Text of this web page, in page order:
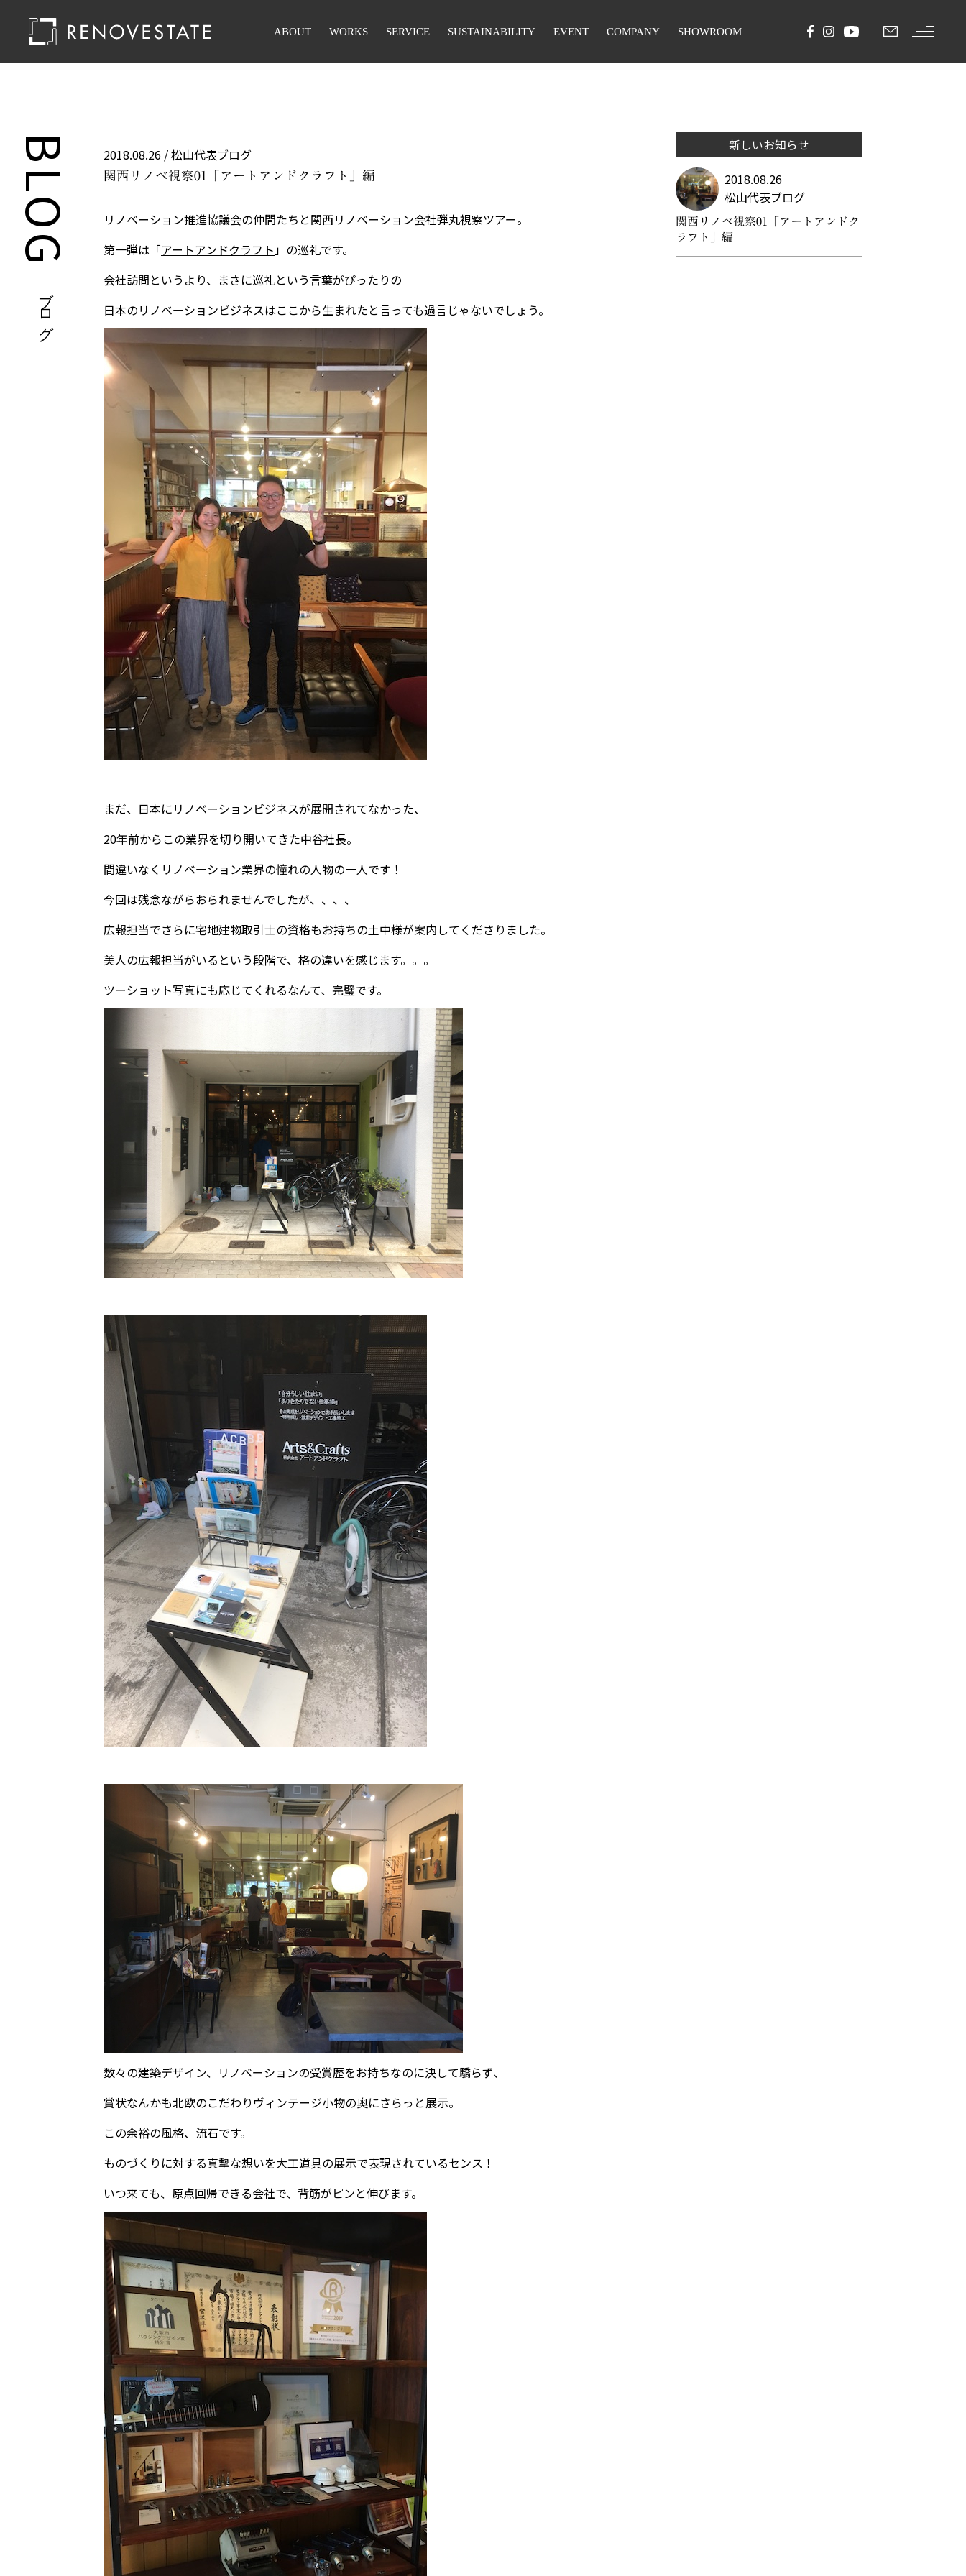
ABOUT WORKS SERVICE SUSTAINABILITY EVENT COMPANY SHOWROOM
BLOG
ブログ
2018.08.26 /松山代表ブログ
関西リノベ視察01「アートアンドクラフト」編
リノベーション推進協議会の仲間たちと関西リノベーション会社弾丸視察ツアー。
第一弾は「アートアンドクラフト」の巡礼です。
会社訪問というより、まさに巡礼という言葉がぴったりの
日本のリノベーションビジネスはここから生まれたと言っても過言じゃないでしょう。
まだ、日本にリノベーションビジネスが展開されてなかった、
20年前からこの業界を切り開いてきた中谷社長。
間違いなくリノベーション業界の憧れの人物の一人です！
今回は残念ながらおられませんでしたが、、、、
広報担当でさらに宅地建物取引士の資格もお持ちの土中様が案内してくださりました。
美人の広報担当がいるという段階で、格の違いを感じます。。。
ツーショット写真にも応じてくれるなんて、完璧です。
数々の建築デザイン、リノベーションの受賞歴をお持ちなのに決して驕らず、
賞状なんかも北欧のこだわりヴィンテージ小物の奥にさらっと展示。
この余裕の風格、流石です。
ものづくりに対する真摯な想いを大工道具の展示で表現されているセンス！
いつ来ても、原点回帰できる会社で、背筋がピンと伸びます。
新しいお知らせ
2018.08.26
松山代表ブログ
関西リノベ視察01「アートアンドク
ラフト」編